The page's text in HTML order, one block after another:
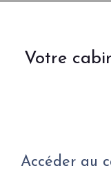
Votre
Accéder au